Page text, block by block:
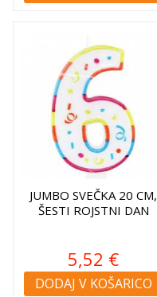
JUMBO SVEČKA 20 CM,
ŠESTI ROJSTNI DAN
5,52 €
DODAJ V KOŠARICO